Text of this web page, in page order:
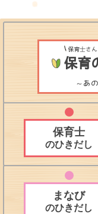
保育士さ
保育
～あ
保育士
のひきだし
まなび
のひきだし